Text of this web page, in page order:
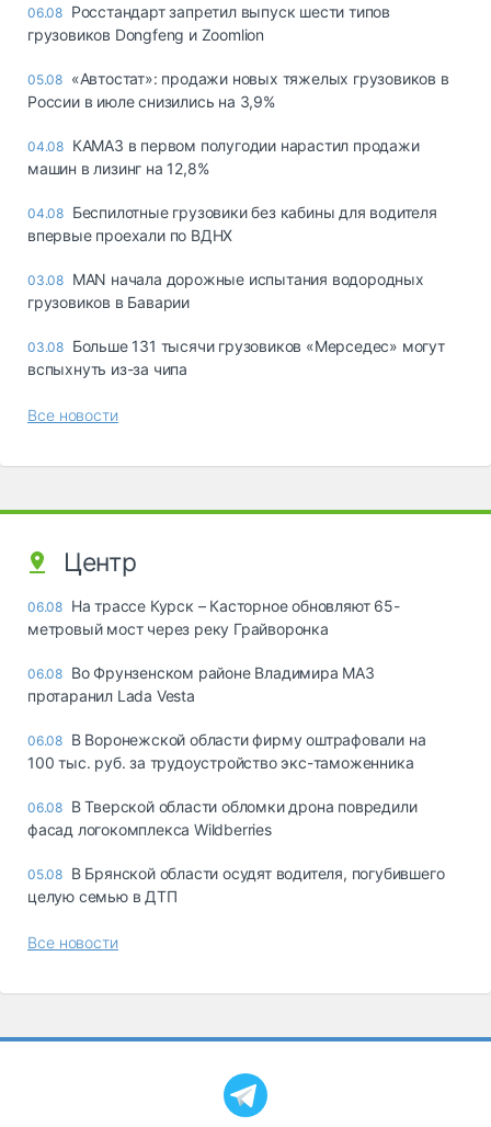
06.08 Росстандарт запретил выпуск шести типов
грузовиков Dongfeng и Zoomlion
05.08 «Автостат»: продажи новых тяжелых грузовиков в
России в июле снизились на 3,9%
04.08 КАМАЗ в первом полугодии нарастил продажи
машин в лизинг на 12,8%
04.08 Беспилотные грузовики без кабины для водителя
впервые проехали по ВДНХ
03.08 MAN начала дорожные испытания водородных
грузовиков в Баварии
03.08 Больше 131 тысячи грузовиков «Мерседес» могут
вспыхнуть из-за чипа
Все новости
Центр
06.08 На трассе Курск – Касторное обновляют 65-
метровый мост через реку Грайворонка
06.08 Во Фрунзенском районе Владимира МАЗ
протаранил Lada Vesta
06.08 В Воронежской области фирму оштрафовали на
100 тыс. руб. за трудоустройство экс-таможенника
06.08 В Тверской области обломки дрона повредили
фасад логокомплекса Wildberries
05.08 В Брянской области осудят водителя, погубившего
целую семью в ДТП
Все новости